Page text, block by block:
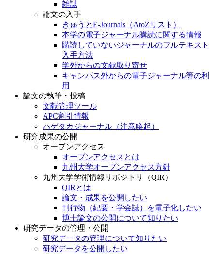
雑誌
論文の入手
きゅうとE-Journals（AtoZリスト）
本学の電子ジャーナル購読に関する情報
購読していないジャーナルのフルテキスト
入手方法
学外からの文献取り寄せ
キャンパス外からの電子ジャーナル等の利
用
論文の執筆・投稿
文献管理ツール
APC割引情報
ハゲタカジャーナル（注意喚起）
研究成果の公開
オープンアクセス
オープンアクセスとは
九州大学オープンアクセス方針
九州大学学術情報リポジトリ（QIR）
QIRとは
論文・成果を公開したい
刊行物（紀要・学会誌）を電子化したい
博士論文の公開について知りたい
研究データの管理・公開
研究データの管理について知りたい
研究データを公開したい